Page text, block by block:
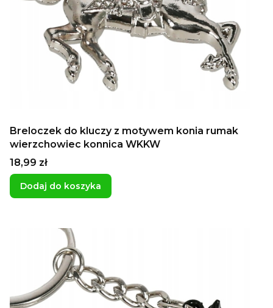
Breloczek do kluczy z motywem konia rumak
wierzchowiec konnica WKKW
Cena
18,99 zł
Dodaj do koszyka